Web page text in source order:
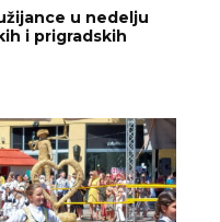
u nedelju
i prigradskih